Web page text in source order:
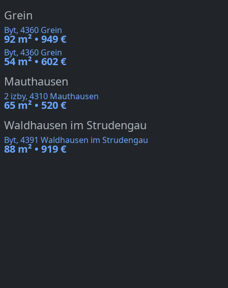
Grein
Byt, 4360 Grein
92 m² • 949 €
Byt, 4360 Grein
54 m² • 602 €
Mauthausen
2 izby, 4310 Mauthausen
65 m² • 520 €
Waldhausen im Strudengau
Byt, 4391 Waldhausen im Strudengau
88 m² • 919 €